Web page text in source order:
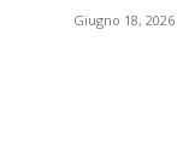
Giugno 18, 2026